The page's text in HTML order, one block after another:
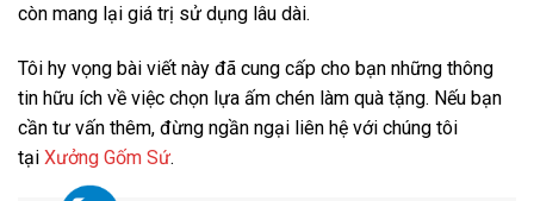
còn mang lại giá trị sử dụng lâu dài.
Tôi hy vọng bài viết này đã cung cấp cho bạn những thông
tin hữu ích về việc chọn lựa ấm chén làm quà tặng. Nếu bạn
cần tư vấn thêm, đừng ngần ngại liên hệ với chúng tôi
tại Xưởng Gốm Sứ.